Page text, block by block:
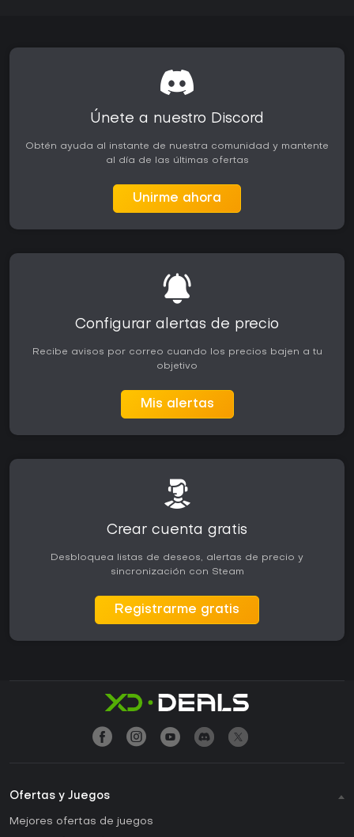
Únete a nuestro Discord
Obtén ayuda al instante de nuestra comunidad y mantente
al día de las últimas ofertas
Unirme ahora
Configurar alertas de precio
Recibe avisos por correo cuando los precios bajen a tu
objetivo
Mis alertas
Crear cuenta gratis
Desbloquea listas de deseos, alertas de precio y
sincronización con Steam
Registrarme gratis
Ofertas y Juegos
Mejores ofertas de juegos